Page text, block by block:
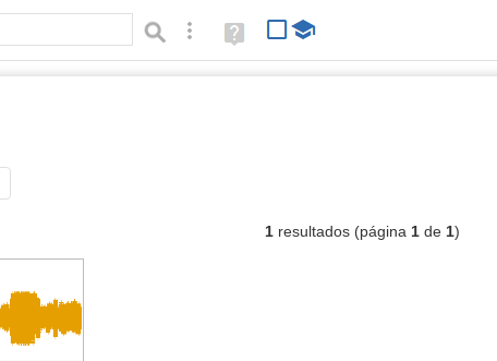
Búsqueda avanzada
Ayuda
(en
1resultados (página 1de 1)